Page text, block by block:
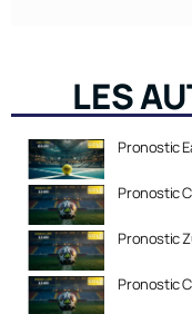
LES
Pronostic
Pronostic
Pronostic
Pronostic